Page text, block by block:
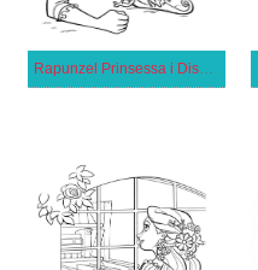
Rapunzel Prinsessa i Disney Trassel